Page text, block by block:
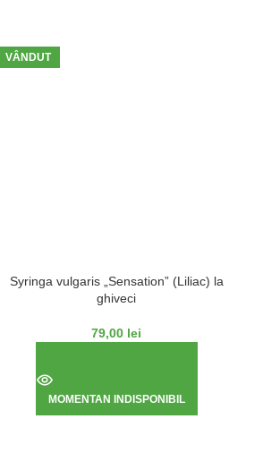
VÂNDUT
Syringa vulgaris „Sensation” (Liliac) la
ghiveci
79,00 lei
MOMENTAN INDISPONIBIL